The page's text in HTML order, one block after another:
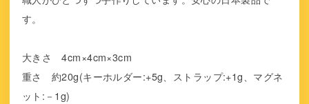
す。
大きさ 4cm×4cm×3cm
重さ 約20g(キーホルダー:+5g、ストラップ:+1g、マグネ
ット:－1g)